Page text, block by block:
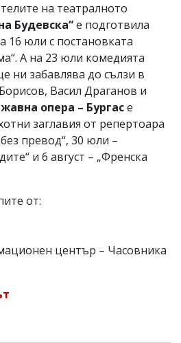
на театралното
Будевска“е подготвила
16 юли с постановката
А на 23 юли комедията
ни забавлява до сълзи в
Васил Драганов и
опера – Бургасе
заглавия от репертоара
превод“, 30 юли –
и 6 август – „Френска
от:
център – Часовника